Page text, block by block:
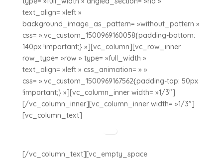
text_align= »left »
background_image_as_pattern= »without_pattern »
css= ».vc_custom_1500969160058{padding-bottom:
140px !important;} »][vc_column][vc_row_inner
row_type= »row » type= »full_width »
text_align= »left » css_animation= » »
css= ».vc_custom_1500969167562{padding-top: 50px
!important;} »][vc_column_inner width= »1/3″]
[/vc_column_inner][vc_column_inner width= »1/3″]
[vc_column_text]
[/vc_column_text][vc_empty_space